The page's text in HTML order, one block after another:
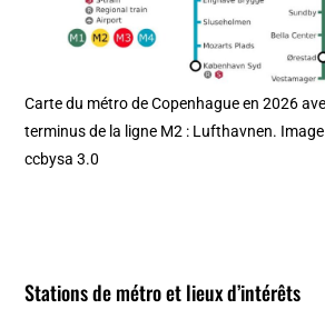
Carte du métro de Copenhague en 2026
terminus de la ligne M2 : Lufthavnen.
ccbysa 3.0
Stations de métro et lieux d’intérêts